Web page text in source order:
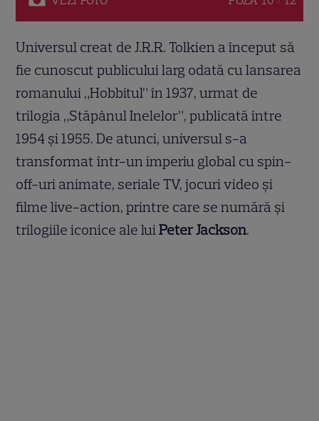
Universul creat de J.R.R. Tolkien a început să
fie cunoscut publicului larg odată cu lansarea
romanului „Hobbitul” în 1937, urmat de
trilogia „Stăpânul Inelelor”, publicată între
1954 și 1955. De atunci, universul s-a
transformat într-un imperiu global cu spin-
off-uri animate, seriale TV, jocuri video și
filme live-action, printre care se numără și
trilogiile iconice ale luiPeter Jackson.